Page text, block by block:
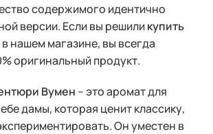
содержимого идентично
версии. Если вы решиликупить
в нашем магазине, вы всегда
оригинальный продукт.
Вумен – это аромат для
дамы, которая ценит классику,
Он уместен в